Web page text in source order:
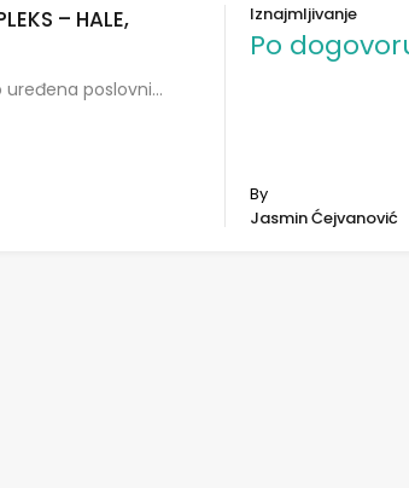
– HALE,
uređena poslovni…
Iznajmljivanje
Po
By
Jasmin Ćejvanović